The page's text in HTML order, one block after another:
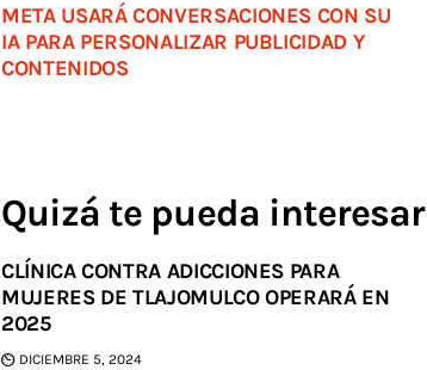
META USARÁ CONVERSACIONES CON SU
IA PARA PERSONALIZAR PUBLICIDAD Y
CONTENIDOS
Quizá te pueda interesar
CLÍNICA CONTRA ADICCIONES PARA
MUJERES DE TLAJOMULCO OPERARÁ EN
2025
DICIEMBRE 5, 2024